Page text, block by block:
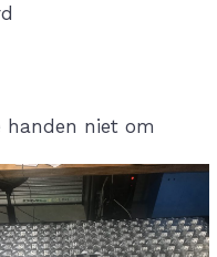
handen niet om